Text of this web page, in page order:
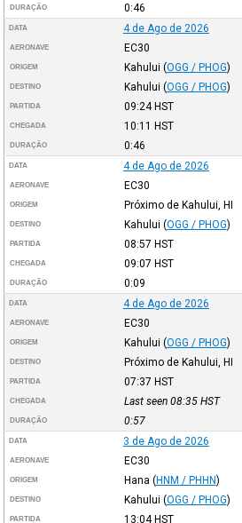
DURAÇÃO 0:46
DATA 4 de Ago de 2026
AERONAVE EC30
ORIGEM Kahului (OGG / PHOG)
DESTINO Kahului (OGG / PHOG)
PARTIDA 09:24HST
CHEGADA 10:11 HST
DURAÇÃO 0:46
DATA 4 de Ago de 2026
AERONAVE EC30
ORIGEM Próximo de Kahului, HI
DESTINO Kahului (OGG / PHOG)
PARTIDA 08:57 HST
CHEGADA 09:07 HST
DURAÇÃO 0:09
DATA 4 de Ago de 2026
AERONAVE EC30
ORIGEM Kahului (OGG / PHOG)
DESTINO Próximo de Kahului, HI
PARTIDA 07:37 HST
CHEGADA Last seen 08:35 HST
DURAÇÃO 0:57
DATA 3 de Ago de 2026
AERONAVE EC30
ORIGEM Hana (HNM / PHHN)
DESTINO Kahului (OGG / PHOG)
PARTIDA 13:04HST